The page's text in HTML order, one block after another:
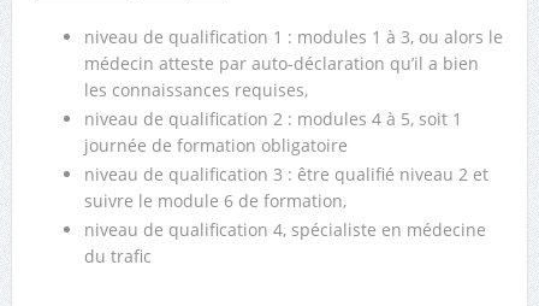
niveau de qualification 1 : modules 1 à 3, ou alors le
médecin atteste par auto-déclaration qu’il a bien
les connaissances requises,
niveau de qualification 2 : modules 4 à 5, soit 1
journée de formation obligatoire
niveau de qualification 3 : être qualifié niveau 2 et
suivre le module 6 de formation,
niveau de qualification 4, spécialiste en médecine
du trafic